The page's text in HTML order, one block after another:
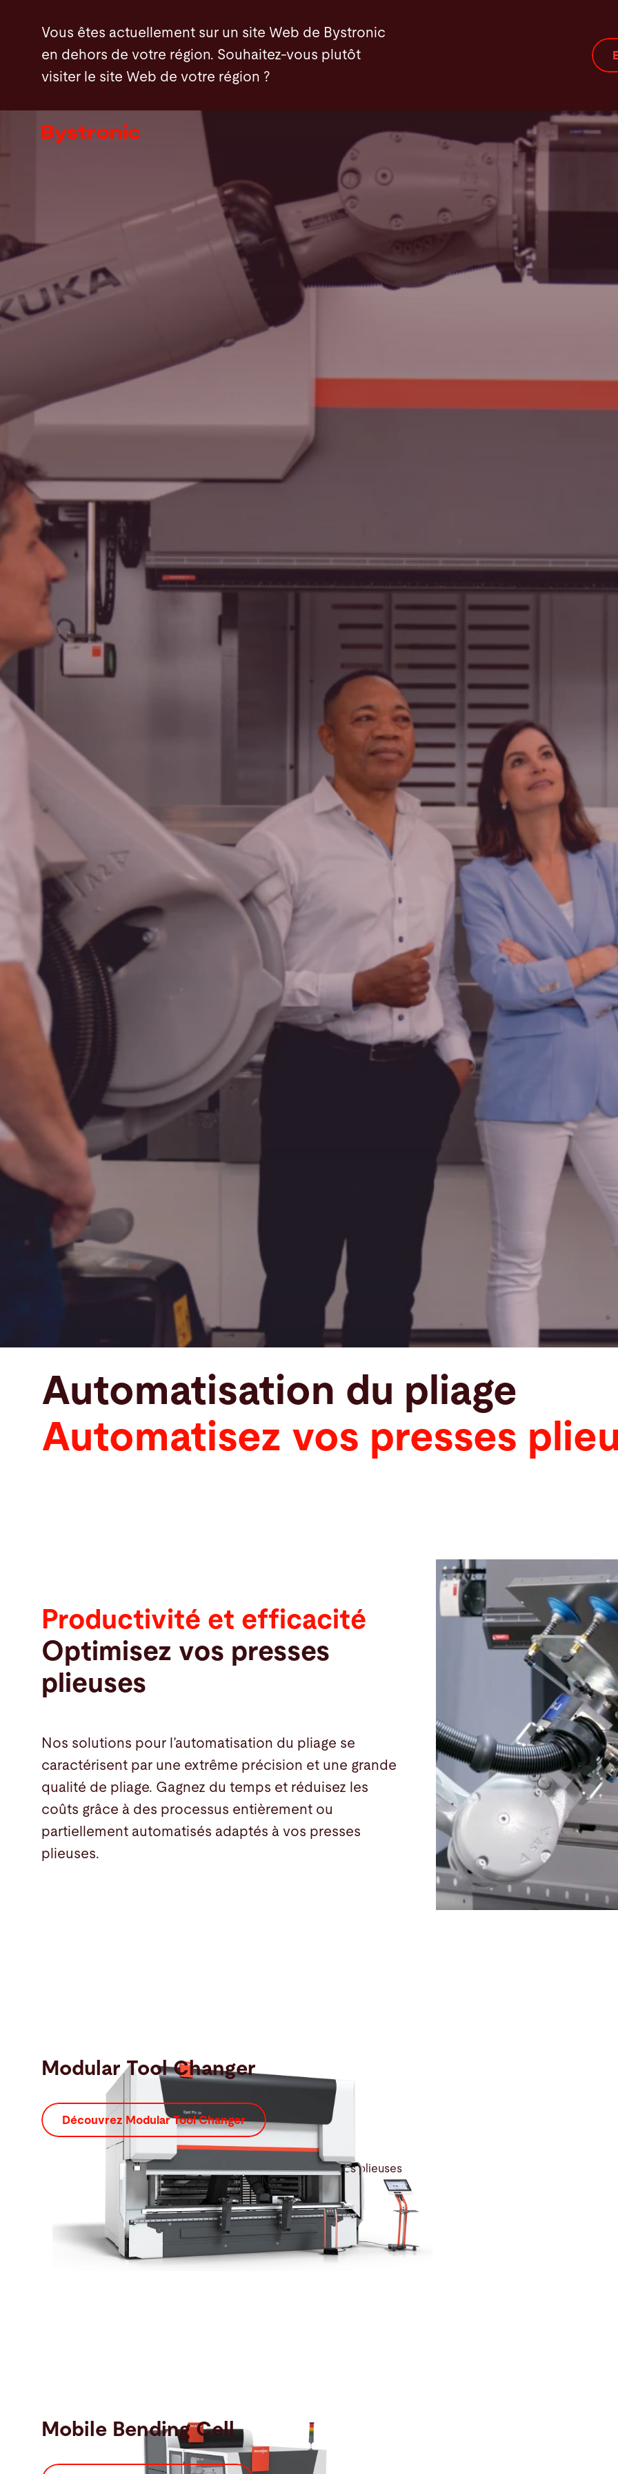
contenu
principal
Vous êtes actuellement sur un site Web de Bystronic
en dehors de votre région. Souhaitez-vous plutôt
visiter le site Web de votre région ?
Services
Actualités - Presse
Entreprise
Etats-Unis · FrançaisContact
Automatisation du pliage
Automatisez vos presses
Productivité et efficacité
Optimisez vos presses
plieuses
Nos solutions pour l’automatisation du pliage se
caractérisent par une extrême précision et une grande
qualité de pliage. Gagnez du temps et réduisez les
coûts grâce à des processus entièrement ou
partiellement automatisés adaptés à vos presses
plieuses.
Produits
Modular Tool Changer
Découvrez Modular Tool Changer
Changement d’outils automatisé pour presses plieuses
Mobile Bending Cell